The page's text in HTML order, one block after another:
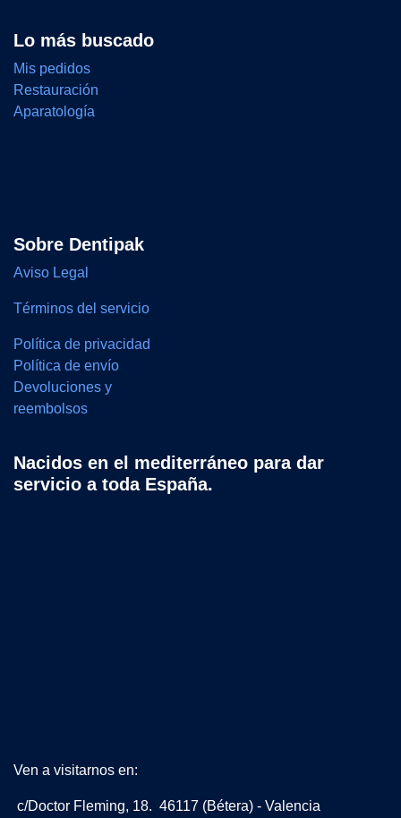
Lo más buscado
Mis pedidos
Restauración
Aparatología
Sobre Dentipak
Aviso Legal
Términos del servicio
Política de privacidad
Política de envío
Devoluciones y
reembolsos
Nacidos en el mediterráneo para dar
servicio a toda España.
Ven a visitarnos en:
c/Doctor Fleming, 18. 46117 (Bétera) - Valencia